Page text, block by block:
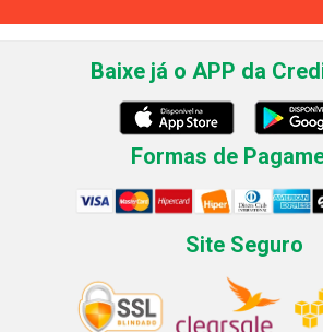
Baixe já o APP da
Formas de
Site Seguro